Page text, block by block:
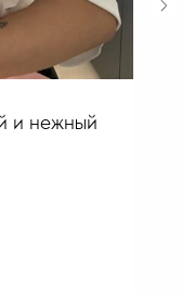
и нежный